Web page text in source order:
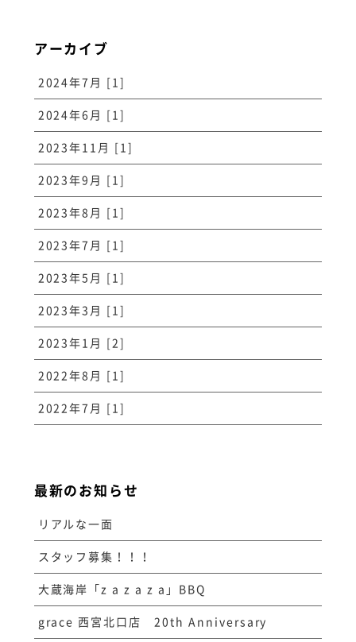
アーカイブ
2024年7月 [1]
2024年6月 [1]
2023年11月 [1]
2023年9月 [1]
2023年8月 [1]
2023年7月 [1]
2023年5月 [1]
2023年3月 [1]
2023年1月 [2]
2022年8月 [1]
2022年7月 [1]
最新のお知らせ
リアルな一面
スタッフ募集！！！
大蔵海岸「z a z a z a」BBQ
grace 西宮北口店 20th Anniversary